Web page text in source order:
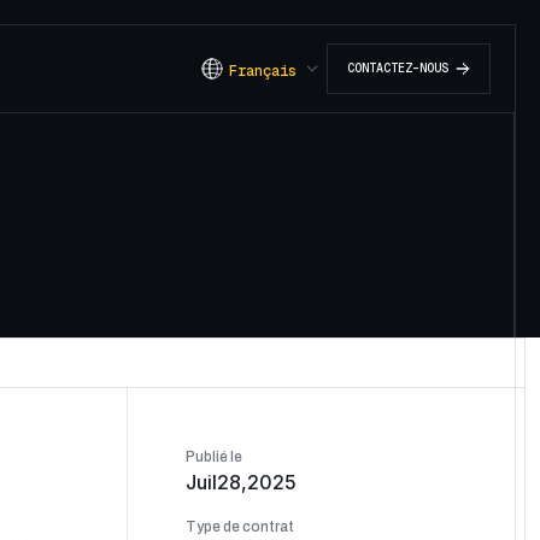
Français CONTACTEZ-NOUS
Publié le
Juil28,2025
Type de contrat